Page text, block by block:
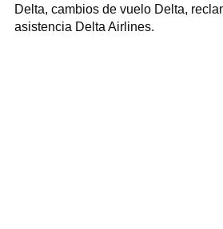
Delta, cambios de vuelo Delta,
asistencia Delta Airlines.